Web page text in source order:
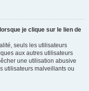
je clique sur le lien de
seuls les utilisateurs
aux autres utilisateurs
une utilisation abusive
utilisateurs malveillants ou